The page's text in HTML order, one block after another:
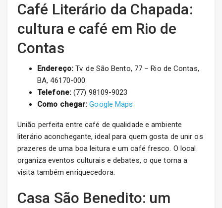
Café Literário da Chapada:
cultura e café em Rio de
Contas
Endereço:Tv. de São Bento, 77 – Rio de Contas,
BA, 46170-000
Telefone:(77) 98109-9023
Como chegar: Google Maps
União perfeita entre café de qualidade e ambiente
literário aconchegante, ideal para quem gosta de unir os
prazeres de uma boa leitura e um café fresco. O local
organiza eventos culturais e debates, o que torna a
visita também enriquecedora.
Casa São Benedito: um